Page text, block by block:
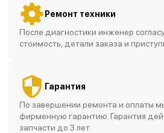
Ремонт техники
После диагностики инженер
стоимость, детали заказа и
Гарантия
По завершении ремонта и оплаты
фирменную гарантию. Гарантия
запчасти до 3 лет.